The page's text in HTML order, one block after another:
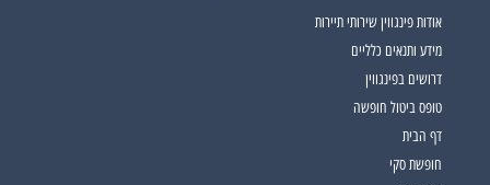
אודות פינגווין שירותי תיירות
מידע ותנאים כלליים
דרושים בפינגווין
טופס ביטול חופשה
דף הבית
חופשת סקי